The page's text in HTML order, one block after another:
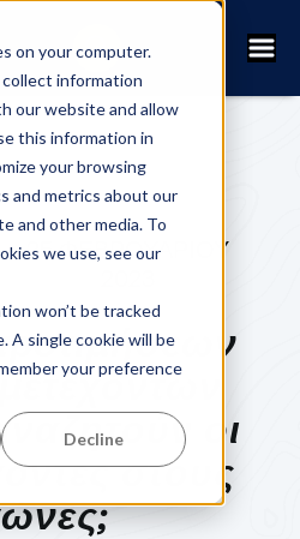
on your computer.
information
our website and allow
this information in
your browsing
and metrics about our
and other media. To
we use, see our
won’t be tracked
A single cookie will be
your preference
Decline
25 ΦΕΒΡΟΥΑΡΊΟΥ
οι
στους